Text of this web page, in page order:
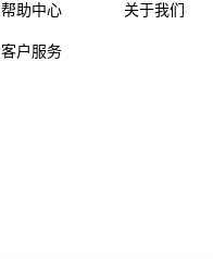
帮助中心
客户服务
关于我们